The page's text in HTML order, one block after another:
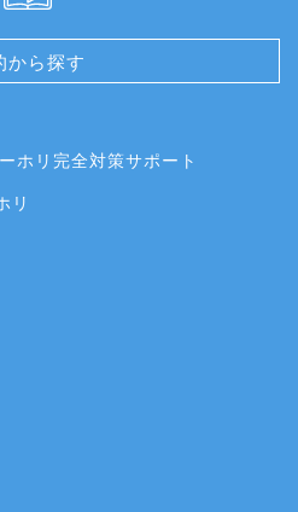
から探す
ホリ完全対策サポート
リ